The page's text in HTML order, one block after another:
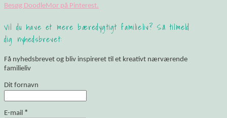
Besøg DoodleMor på Pinterest.
Vil du have et mere bæredygtigt familieliv? Så tilmeld
dig nyhedsbrevet:
Få nyhedsbrevet og bliv inspireret til et kreativt nærværende
familieliv
Dit fornavn
E-mail *